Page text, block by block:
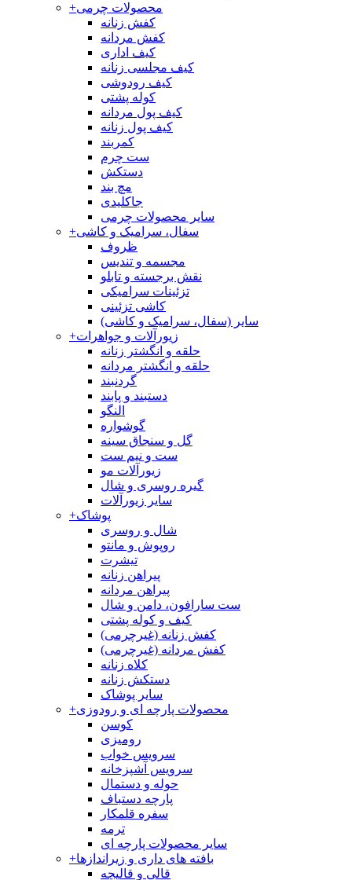
+محصولات چرمی
کفش زنانه
کفش مردانه
کیف اداری
کیف مجلسی زنانه
کیف رودوشی
کوله پشتی
کیف پول مردانه
کیف پول زنانه
کمربند
ست چرم
دستکش
مچ بند
جاکلیدی
سایر محصولات چرمی
+سفال، سرامیک و کاشی
ظروف
مجسمه و تندیس
نقش برجسته و تابلو
تزئینات سرامیکی
کاشی تزئینی
سایر (سفال، سرامیک و کاشی)
+زیورآلات و جواهرات
حلقه و انگشتر زنانه
حلقه و انگشتر مردانه
گردنبند
دستبند و پابند
النگو
گوشواره
گل و سنجاق سینه
ست و نیم ست
زیورآلات مو
گیره روسری و شال
سایر زیورآلات
+پوشاک
شال و روسری
روپوش و مانتو
تیشرت
پیراهن زنانه
پیراهن مردانه
ست سارافون، دامن و شال
کیف و کوله پشتی
کفش زنانه (غیرچرمی)
کفش مردانه (غیرچرمی)
کلاه زنانه
دستکش زنانه
سایر پوشاک
+محصولات پارچه ای و رودوزی
کوسن
رومیزی
سرویس خواب
سرویس آشپزخانه
حوله و دستمال
پارچه دستباف
سفره قلمکار
ترمه
سایر محصولات پارچه ای
+بافته های داری و زیراندازها
قالی و قالیچه